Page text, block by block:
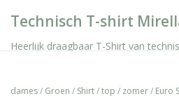
Technisch T-shirt
Heerlijk draagbaar T-Shirt van
Star Logo op de voorkant in strass
dames/ Groen / Shirt/top / zomer/ Euro